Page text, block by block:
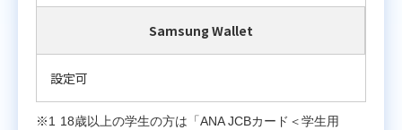
Samsung Wallet
設定可
18歳以上の学生の方は「ANA JCBカード＜学生用